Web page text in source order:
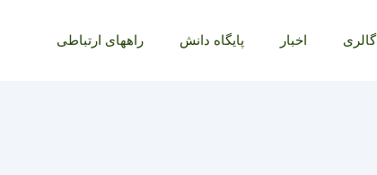
گالری اخبار پایگاه دانش راههای ارتباطی